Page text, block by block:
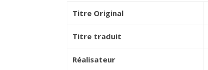
Titre Original
Titre traduit
Réalisateur